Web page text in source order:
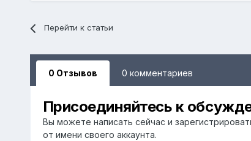
Перейти к статьи
0 Отзывов 0 комментариев
Присоединяйтесь к
Вы можете написать сейчас и
от имени своего аккаунта.